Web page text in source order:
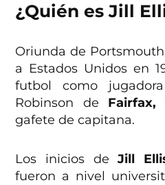
¿Quién es Jill
Oriunda de
a Estados Unidos en
futbol como
Robinson de Fairfax,
gafete de capitana.
Los inicios deJill
fueron a nivel